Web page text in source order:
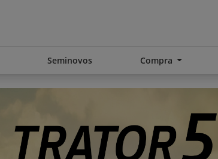
Seminovos Compra